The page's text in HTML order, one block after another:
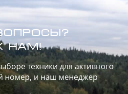
НАМ!
техники для активного
номер, и наш менеджер